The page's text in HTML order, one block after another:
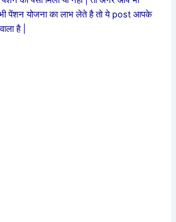
पेंशन योजना का लाभ लेते है तो ये post आपके
है |